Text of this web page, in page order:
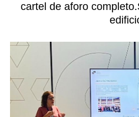
cartel de aforo